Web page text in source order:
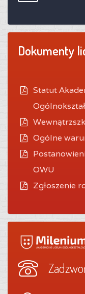
Dokumenty
Statut
Ogólne
OWU
Zgłoszenie